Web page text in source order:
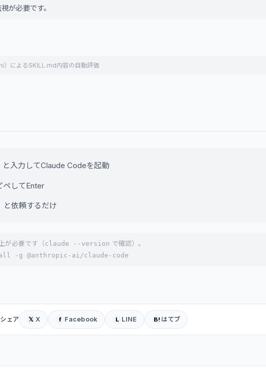
が必要です。
）によるSKILL.md内容の自動評価
と入力してClaude Codeを起動
ペしてEnter
依頼するだけ
が必要です（claude --version で確認）。
-g @anthropic-ai/claude-code
ェア 𝕏 X f Facebook L LINE B! はてブ